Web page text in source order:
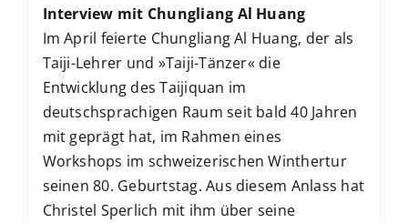
Interview mit Chungliang Al Huang
Im April feierte Chungliang Al Huang, der als
Taiji-Lehrer und »Taiji-Tänzer« die
Entwicklung des Taijiquan im
deutschsprachigen Raum seit bald 40 Jahren
mit geprägt hat, im Rahmen eines
Workshops im schweizerischen Winthertur
seinen 80. Geburtstag. Aus diesem Anlass hat
Christel Sperlich mit ihm über seine